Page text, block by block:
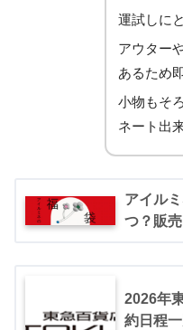
運試しに
アウター
あるため
小物もそ
ネート出
アイル
つ？販
2026年
約日程